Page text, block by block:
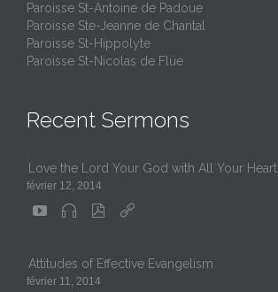
Paroisse St-Antoine de Padoue
Paroisse Ste-Jeanne de Chantal
Paroisse St-Hippolyte
Paroisse St-Nicolas de Flüe
Recent Sermons
Love the Lord Your God with All Your Heart
février 12, 2014
   
Attitudes of Effective Evangelism
février 11, 2014